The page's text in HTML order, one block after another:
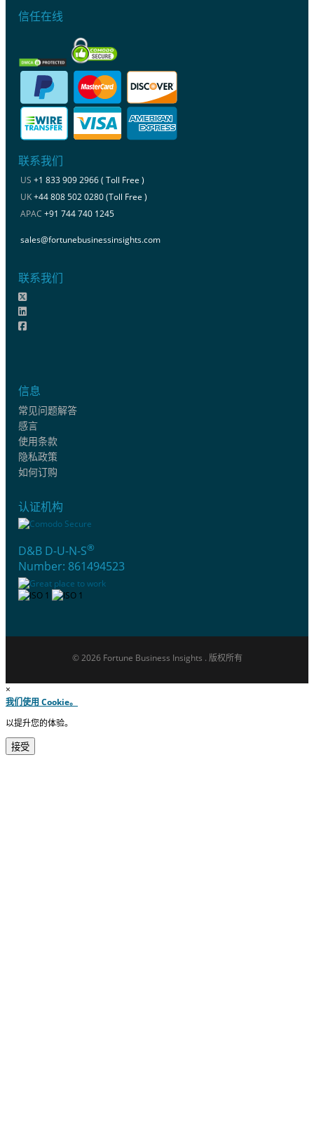
信任在线
联系我们
US +1 833 909 2966 ( Toll Free )
UK+44 808 502 0280 (Toll Free )
APAC +91 744 740 1245
sales@fortunebusinessinsights.com
联系我们
信息
常见问题解答
感言
使用条款
隐私政策
如何订购
认证机构
D&B D-U-N-S®
Number: 861494523
© 2026 Fortune Business Insights . 版权所有
×
我们使用 Cookie。
以提升您的体验。
接受